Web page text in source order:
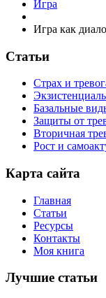
Игра
Игра как
Статьи
Страх и
Базальные
Защиты от
Вторичная
Рост и
Карта сайта
Главная
Статьи
Ресурсы
Контакты
Моя книга
Лучшие статьи